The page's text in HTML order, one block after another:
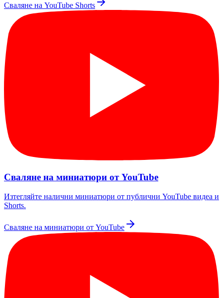
Сваляне на YouTube Shorts
Сваляне на миниатюри от YouTube
Изтегляйте налични миниатюри от публични YouTube видеа и
Shorts.
Сваляне на миниатюри от YouTube